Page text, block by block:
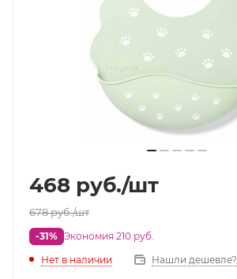
468 руб./шт
678руб./шт
-31% Экономия 210 руб.
Нет в наличии
Нашли дешевле?